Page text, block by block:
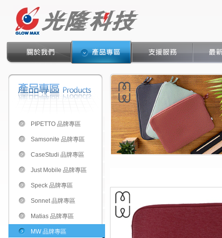
PIPETTO 品牌專區
Samsonite 品牌專區
CaseStudi 品牌專區
Just Mobile 品牌專區
Speck 品牌專區
Sonnet 品牌專區
Matias 品牌專區
MW 品牌專區